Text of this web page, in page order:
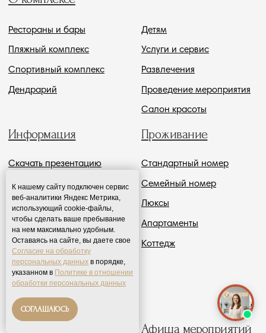
К нашему сайту подключен сервис
веб-аналитики Яндекс Метрика,
использующий cookie-файлы,
чтобы сделать ваше пребывание
на нем максимально удобным.
Оставаясь на сайте, вы даете свое
Согласие на обработку
персональных данных в порядке,
указанном в Политике в отношении
обработки персональных данных
СОГЛАШАЮСЬ